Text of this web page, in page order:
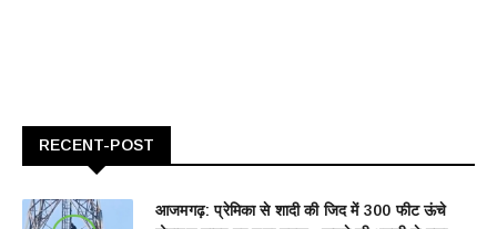
RECENT-POST
आजमगढ़: प्रेमिका से शादी की जिद में 300 फीट ऊंचे